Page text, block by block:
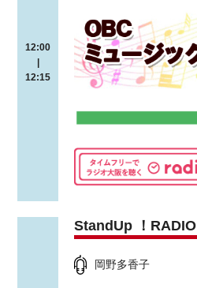
12:00
12:15
StandUp ！RADIO
岡野多香子